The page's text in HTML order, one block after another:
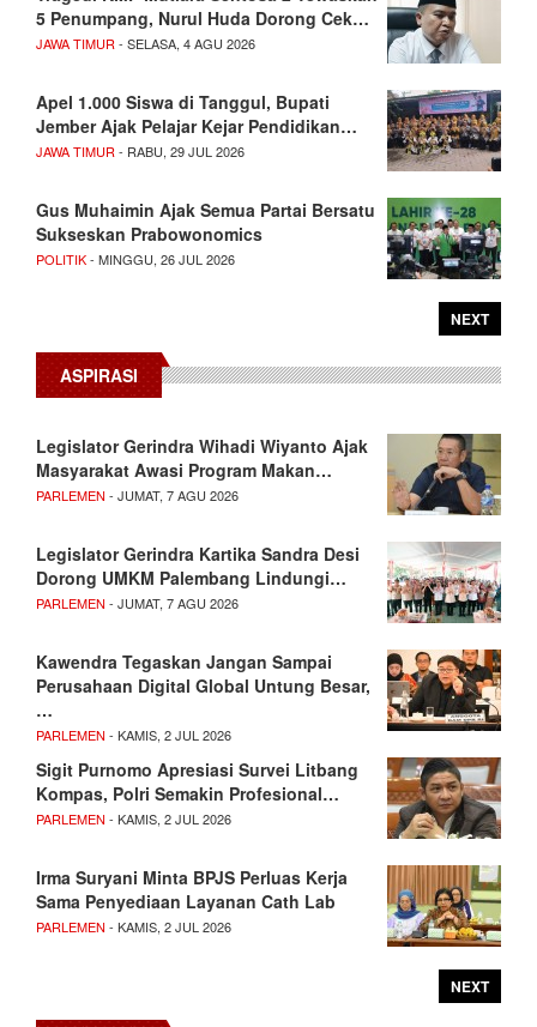
5 Penumpang, Nurul Huda Dorong Cek…
JAWA TIMUR - SELASA, 4 AGU 2026
Apel 1.000 Siswa di Tanggul, Bupati
Jember Ajak Pelajar Kejar Pendidikan…
JAWA TIMUR - RABU, 29 JUL 2026
Gus Muhaimin Ajak Semua Partai Bersatu
Sukseskan Prabowonomics
POLITIK- MINGGU, 26 JUL 2026
NEXT
ASPIRASI
Legislator Gerindra Wihadi Wiyanto Ajak
Masyarakat Awasi Program Makan…
PARLEMEN - JUMAT, 7 AGU 2026
Legislator Gerindra Kartika Sandra Desi
Dorong UMKM Palembang Lindungi…
PARLEMEN - JUMAT, 7 AGU 2026
Kawendra Tegaskan Jangan Sampai
Perusahaan Digital Global Untung Besar,
…
PARLEMEN - KAMIS, 2 JUL 2026
Sigit Purnomo Apresiasi Survei Litbang
Kompas, Polri Semakin Profesional…
PARLEMEN - KAMIS, 2 JUL 2026
Irma Suryani Minta BPJS Perluas Kerja
Sama Penyediaan Layanan Cath Lab
PARLEMEN - KAMIS, 2 JUL 2026
NEXT